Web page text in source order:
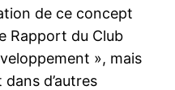
de ce concept
Rapport du Club
», mais
d’autres